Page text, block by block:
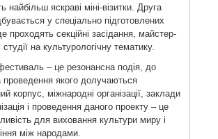
найбільш яскраві міні-візитки. Друга
у спеціально підготовлених
проходять секційні засідання, майстер-
на культурологічну тематику.
– це резонансна подія, до
проведення якого долучаються
корпус, міжнародні організації, заклади
і проведення даного проекту – це
для виховання культури миру і
між народами.